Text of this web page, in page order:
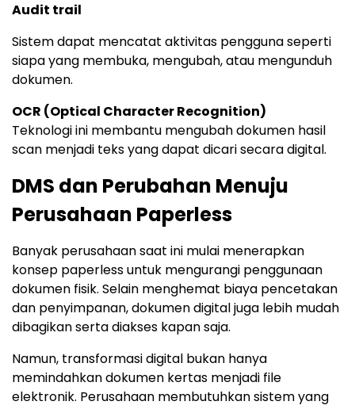
Audit trail
Sistem dapat mencatat aktivitas pengguna seperti
siapa yang membuka, mengubah, atau mengunduh
dokumen.
OCR (Optical Character Recognition)
Teknologi ini membantu mengubah dokumen hasil
scan menjadi teks yang dapat dicari secara digital.
DMS dan Perubahan Menuju
Perusahaan Paperless
Banyak perusahaan saat ini mulai menerapkan
konsep paperless untuk mengurangi penggunaan
dokumen fisik. Selain menghemat biaya pencetakan
dan penyimpanan, dokumen digital juga lebih mudah
dibagikan serta diakses kapan saja.
Namun, transformasi digital bukan hanya
memindahkan dokumen kertas menjadi file
elektronik. Perusahaan membutuhkan sistem yang